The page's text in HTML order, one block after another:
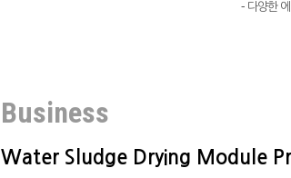
다양한
Business
Water Sludge Drying Module